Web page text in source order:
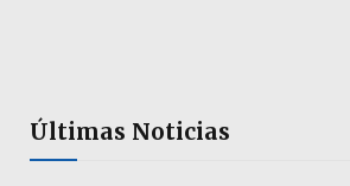
Últimas Noticias